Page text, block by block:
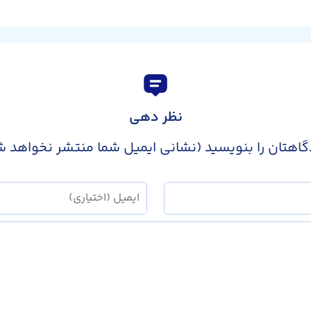
نظر دهی
را بنویسید (نشانی ایمیل شما منتشر